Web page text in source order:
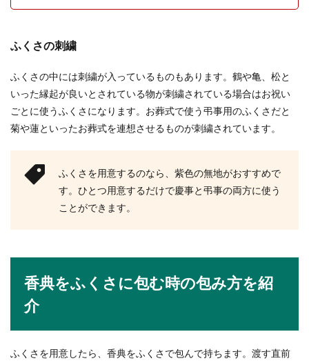
ハンドメイドの販売をして収入がある場合は確定
友人スピーチの時のお辞儀の回数は多
い！タイミングとやり方
その他にもお...
知人からの結婚式の招待状が来ると嬉しい気持ち
になりますが、やむを得ず欠席をしなければいけ
ふくさの刺繍
ふくさの中には刺繍が入っているものもあります。鶴や亀、松と
いった縁起が良いとされている物が刺繍されている場合はお祝い
ごとに使うふくさになります。お葬式で使う弔事用のふくさだと
菊や蓮といったお葬式を連想させるものが刺繍されています。
ふくさを用意するのなら、紫色の無地がおすすめで
す。ひとつ用意するだけで慶事と弔事の両方に使う
ことができます。
香典をふくさに包む時の包み方を紹
介
ふくさを用意したら、香典をふくさで包んで持ちます。渡す直前